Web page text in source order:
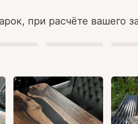
при расчёте вашего